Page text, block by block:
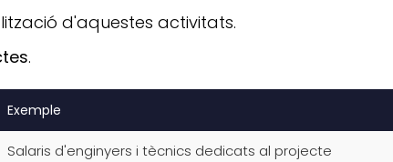
d'aquestes activitats.
.
Exemple
Salaris d'enginyers i tècnics dedicats al projecte